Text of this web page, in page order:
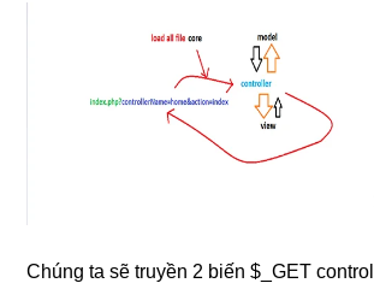
Chúng ta sẽ truyền 2 biến $_GET